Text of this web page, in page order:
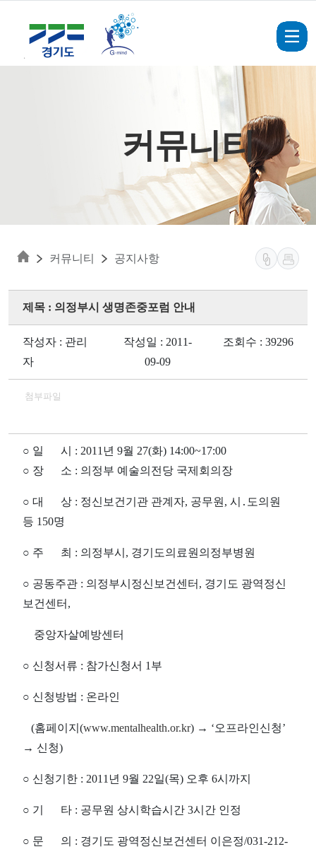
커뮤니티
커뮤니티 공지사항
제목 : 의정부시 생명존중포럼 안내
작성자 : 관리
자
작성일 : 2011-
09-09
조회수 : 39296
첨부파일
○ 일 시 : 2011년 9월 27(화) 14:00~17:00
○ 장 소 : 의정부 예술의전당 국제회의장
○ 대 상 : 정신보건기관 관계자, 공무원, 시․도의원
등 150명
○ 주 최 : 의정부시, 경기도의료원의정부병원
○ 공동주관 : 의정부시정신보건센터, 경기도 광역정신
보건센터,
중앙자살예방센터
○ 신청서류 : 참가신청서 1부
○ 신청방법 : 온라인
(홈페이지(www.mentalhealth.or.kr) → ‘오프라인신청’
→ 신청)
○ 신청기한 : 2011년 9월 22일(목) 오후 6시까지
○ 기 타 : 공무원 상시학습시간 3시간 인정
○ 문 의 : 경기도 광역정신보건센터 이은정/031-212-